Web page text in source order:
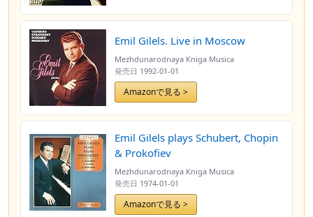
Emil Gilels. Live in Moscow
Mezhdunarodnaya Kniga Musica
発売日 1992-01-01
Amazonで見る >
Emil Gilels plays Schubert, Chopin
& Prokofiev
Mezhdunarodnaya Kniga Musica
発売日 1974-01-01
Amazonで見る >